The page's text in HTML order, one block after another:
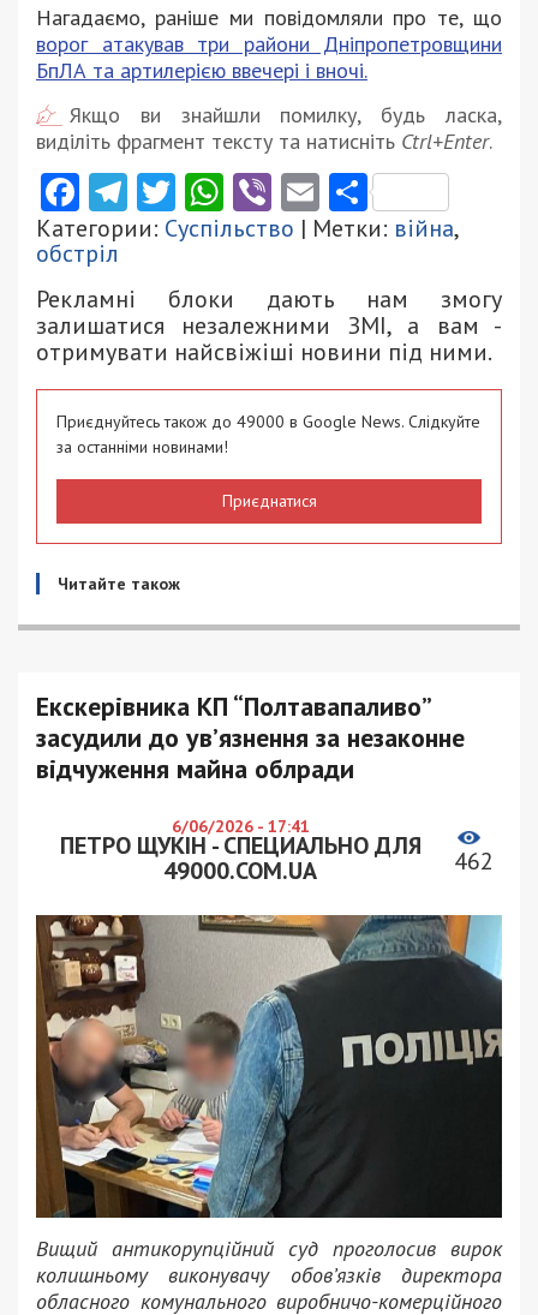
Нагадаємо, раніше ми повідомляли про те, що
ворог атакував три райони Дніпропетровщини
БпЛА та артилерією ввечері і вночі.
Якщо ви знайшли помилку, будь ласка,
виділіть фрагмент тексту та натисніть Ctrl+Enter.
Facebook
Telegram
Twitter
WhatsApp
ViberEmail
Категории: Суспільство | Метки: війна,
обстріл
Рекламні блоки дають нам змогу
залишатися незалежними ЗМІ, а вам -
отримувати найсвіжіші новини під ними.
Приєднуйтесь також до 49000 в Google News. Слідкуйте
за останніми новинами!
Приєднатися
Читайте також
Екскерівника КП “Полтавапаливо”
засудили до ув’язнення за незаконне
відчуження майна облради
6/06/2026 - 17:41
ПЕТРО ЩУКІН - СПЕЦИАЛЬНО ДЛЯ
49000.COM.UA
462
Вищий антикорупційний суд проголосив вирок
колишньому виконувачу обов’язків директора
обласного комунального виробничо-комерційного